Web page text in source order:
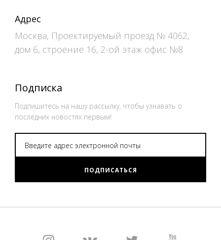
Адрес
Москва, Проектируемый проезд № 4062,
дом 6, строение 16, 2-ой этаж офис №8
Подписка
Подпишитесь на нашу рассылку, чтобы узнавать о
последних новостях первым!
ПОДПИСАТЬСЯ